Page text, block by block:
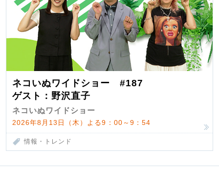
ネコいぬワイドショー #187
ゲスト：野沢直子
ネコいぬワイドショー
2026年8月13日（木）よる9：00～9：54
情報・トレンド